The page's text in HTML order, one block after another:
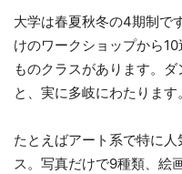
大学は春夏秋冬の4期制で
けのワークショップから
ものクラスがあります。
と、実に多岐にわたります。
たとえばアート系で特に
ス。写真だけで9種類、絵